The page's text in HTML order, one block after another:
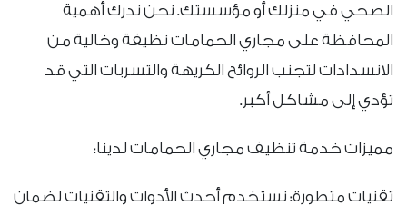
الصحي في منزلك أو مؤسستك. نحن ندرك أهمية
المحافظة على مجاري الحمامات نظيفة وخالية من
الانسدادات لتجنب الروائح الكريهة والتسربات التي قد
تؤدي إلى مشاكل أكبر.
مميزات خدمة تنظيف مجاري الحمامات لدينا:
تقنيات متطورة: نستخدم أحدث الأدوات والتقنيات لضمان